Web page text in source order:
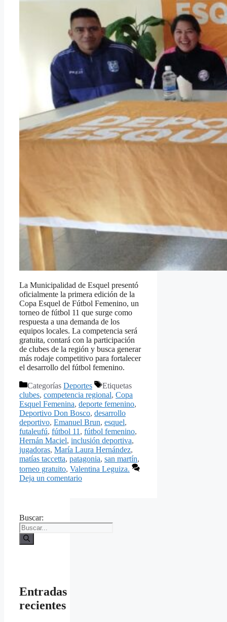
La Municipalidad de Esquel presentó
oficialmente la primera edición de la
Copa Esquel de Fútbol Femenino, un
torneo de fútbol 11 que surge como
respuesta a una demanda de los
equipos locales. La competencia será
gratuita, contará con la participación
de clubes de la región y busca generar
más rodaje competitivo para fortalecer
el desarrollo del fútbol femenino.
Categorías Deportes
Etiquetas
clubes, competencia regional, Copa
Esquel Femenina, deporte femenino,
Deportivo Don Bosco, desarrollo
deportivo, Emanuel Brun, esquel,
futaleufú, fútbol 11 , fútbol femenino,
Hernán Maciel, inclusión deportiva,
jugadoras, María Laura Hernández,
matías taccetta, patagonia, san martín,
torneo gratuito, Valentina Leguiza.
Deja un comentario
Buscar:
Entradas
recientes